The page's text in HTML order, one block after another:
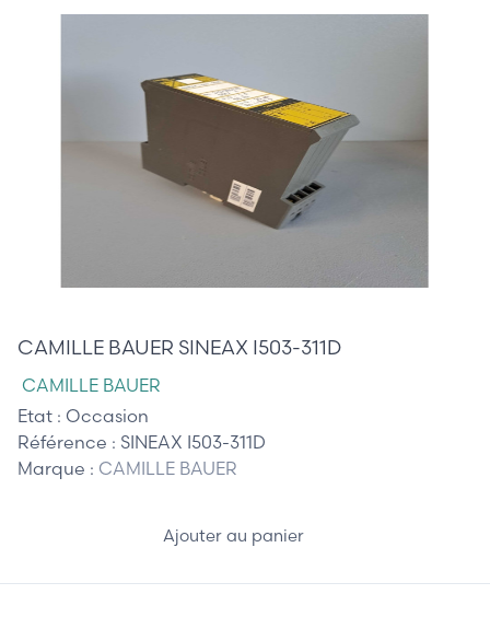
CAMILLE BAUER SINEAX I503-311D
CAMILLE BAUER
Etat : Occasion
Référence : SINEAX I503-311D
Marque : CAMILLE BAUER
Ajouter au panier